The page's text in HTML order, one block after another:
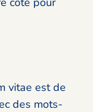
vitae est de
des mots-